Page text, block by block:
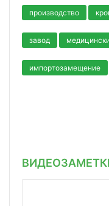
производство
завод
импортозамещение